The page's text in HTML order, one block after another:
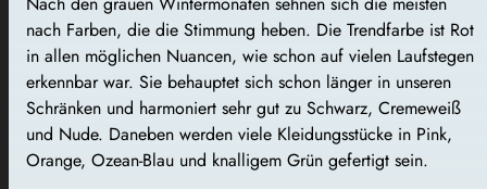
nach Farben, die die Stimmung heben. Die Trendfarbe ist Rot
in allen möglichen Nuancen, wie schon auf vielen Laufstegen
erkennbar war. Sie behauptet sich schon länger in unseren
Schränken und harmoniert sehr gut zu Schwarz, Cremeweiß
und Nude. Daneben werden viele Kleidungsstücke in Pink,
Orange, Ozean-Blau und knalligem Grün gefertigt sein.